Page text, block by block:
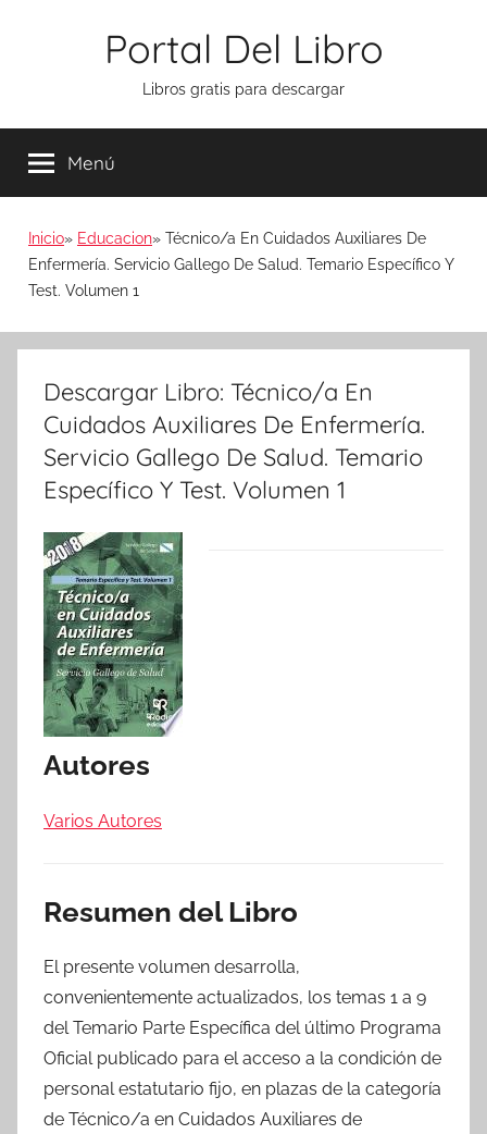
Portal Del Libro
Libros gratis para descargar
Menú
Inicio Educacion
Técnico/a En Cuidados Auxiliares De
Enfermería. Servicio Gallego De Salud. Temario Específico Y
Test. Volumen 1
Descargar Libro: Técnico/a En
Cuidados Auxiliares De Enfermería.
Servicio Gallego De Salud. Temario
Específico Y Test. Volumen 1
Autores
Varios Autores
Resumen del Libro
El presente volumen desarrolla,
convenientemente actualizados, los temas 1 a 9
del Temario Parte Específica del último Programa
Oficial publicado para el acceso a la condición de
personal estatutario fijo, en plazas de la categoría
de Técnico/a en Cuidados Auxiliares de